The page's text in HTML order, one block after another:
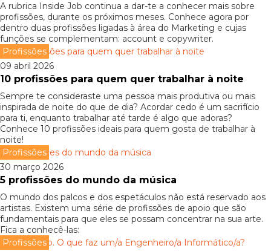
A rubrica Inside Job continua a dar-te a conhecer mais sobre
profissões, durante os próximos meses. Conhece agora por
dentro duas profissões ligadas à área do Marketing e cujas
funções se complementam: account e copywriter.
Profissões
09 abril 2026
10 profissões para quem quer trabalhar à noite
Sempre te consideraste uma pessoa mais produtiva ou mais
inspirada de noite do que de dia? Acordar cedo é um sacrifício
para ti, enquanto trabalhar até tarde é algo que adoras?
Conhece 10 profissões ideais para quem gosta de trabalhar à
noite!
Profissões
30 março 2026
5 profissões do mundo da música
O mundo dos palcos e dos espetáculos não está reservado aos
artistas. Existem uma série de profissões de apoio que são
fundamentais para que eles se possam concentrar na sua arte.
Fica a conhecê-las:
Profissões